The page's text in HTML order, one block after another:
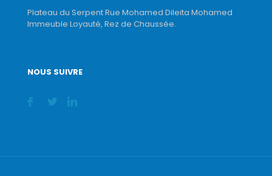
Plateau du Serpent Rue Mohamed Dileita Mohamed
Immeuble Loyauté, Rez de Chaussée.
NOUS SUIVRE